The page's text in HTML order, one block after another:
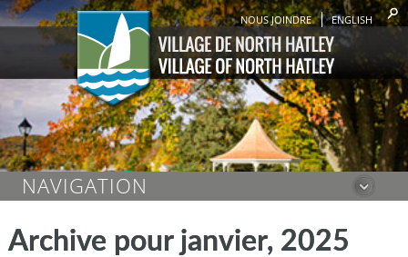
NOUS JOINDRE ENGLISH
NAVIGATION
Archive pour janvier, 2025